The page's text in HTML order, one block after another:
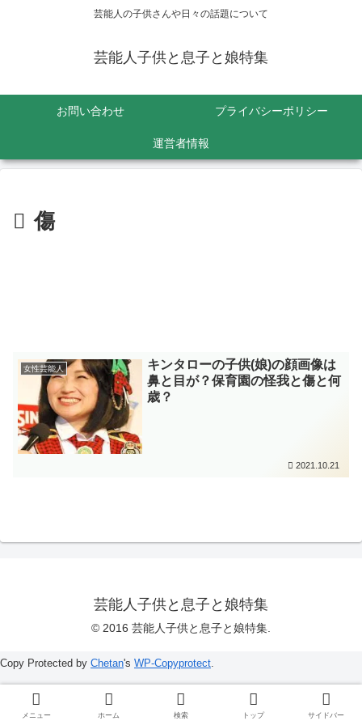
芸能人の子供さんや日々の話題について
芸能人子供と息子と娘特集
お問い合わせ プライバシーポリシー
運営者情報
傷
女性芸能人
キンタローの子供(娘)の顔画像は
鼻と目が？保育園の怪我と傷と何
歳？
2021.10.21
芸能人子供と息子と娘特集
© 2016 芸能人子供と息子と娘特集.
メニュー ホーム 検索 トップ サイドバー
Copy Protected by Chetan's WP-Copyprotect